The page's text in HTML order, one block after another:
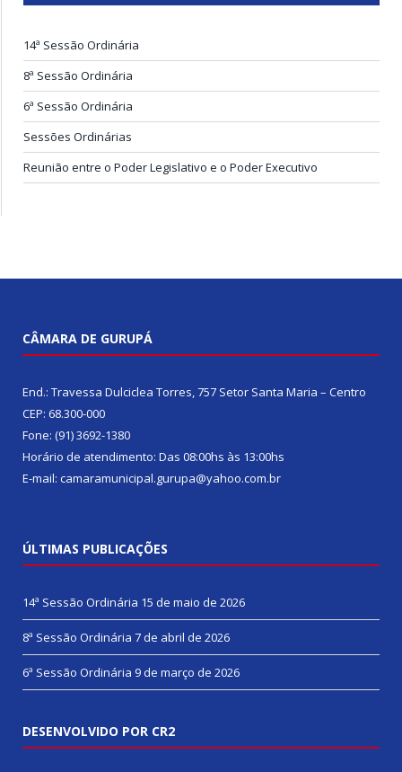
14ª Sessão Ordinária
8ª Sessão Ordinária
6ª Sessão Ordinária
Sessões Ordinárias
Reunião entre o Poder Legislativo e o Poder Executivo
CÂMARA DE GURUPÁ
End.: Travessa Dulciclea Torres, 757 Setor Santa Maria – Centro
CEP: 68.300-000
Fone: (91) 3692-1380
Horário de atendimento: Das 08:00hs às 13:00hs
E-mail: camaramunicipal.gurupa@yahoo.com.br
ÚLTIMAS PUBLICAÇÕES
14ª Sessão Ordinária 15 de maio de 2026
8ª Sessão Ordinária 7 de abril de 2026
6ª Sessão Ordinária 9 de março de 2026
DESENVOLVIDO POR CR2